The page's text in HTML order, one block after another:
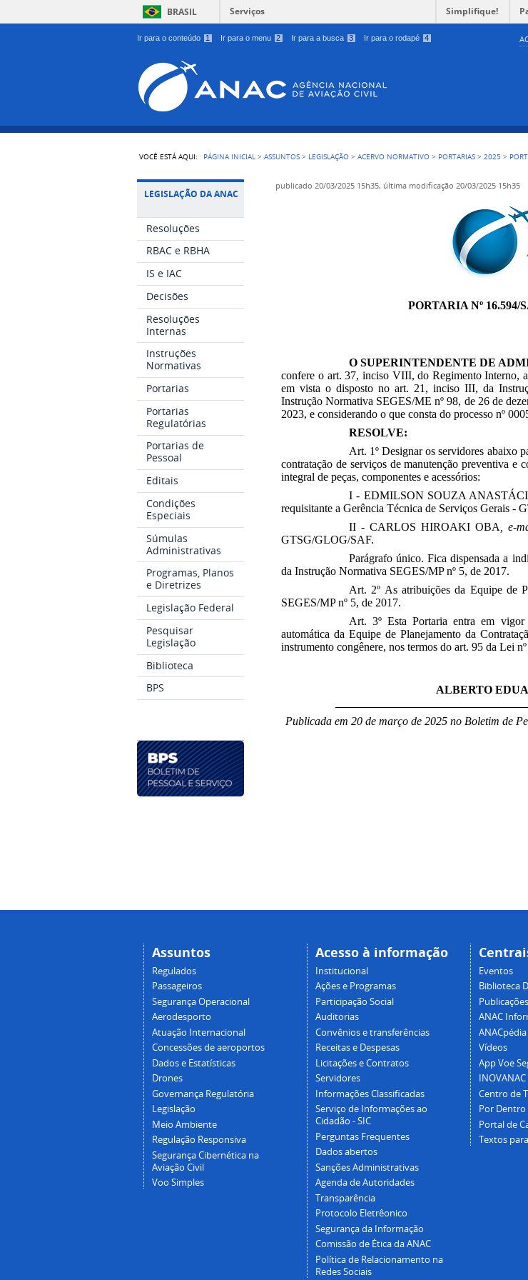
Ir para o conteúdo 1 Ir para o menu 2 Ir para a busca 3 Ir para o rodapé 4
BRASIL Serviços Simplifique!
VOCÊ ESTÁ AQUI: PÁGINA INICIAL >ASSUNTOS > LEGISLAÇÃO >ACERVO NORMATIVO > PORTARIAS >2025 >
LEGISLAÇÃO DA ANAC
Resoluções
RBAC e RBHA
IS e IAC
Decisões
Resoluções
Internas
Instruções
Normativas
Portarias
Portarias
Regulatórias
Portarias de
Pessoal
Editais
Condições
Especiais
Súmulas
Administrativas
Programas, Planos
e Diretrizes
Legislação Federal
Pesquisar
Legislação
Biblioteca
BPS
publicado 20/03/2025 15h35, última modificação 20/03/2025 15h35
PORTARIA Nº 16.594/
O SUPERINTENDENTE DE
confere o art. 37, inciso VIII, do Regimento Interno,
em vista o disposto no art. 21, inciso III, da
Instrução Normativa SEGES/ME nº 98, de 26 de
2023, e considerando o que consta do processo nº
RESOLVE:
Art. 1º Designar os servidores abaixo
contratação de serviços de manutenção preventiva e
integral de peças, componentes e acessórios:
I - EDMILSON SOUZA
requisitante a Gerência Técnica de Serviços Gerais -
II - CARLOS HIROAKI OBA
, e-
GTSG/GLOG/SAF.
Parágrafo único. Fica dispensada a
da Instrução Normativa SEGES/MP nº 5, de 2017.
Art. 2º As atribuições da Equipe de
SEGES/MP nº 5, de 2017.
Art. 3º Esta Portaria entra em
automática da Equipe de Planejamento da
instrumento congênere, nos termos do art. 95 da Lei
ALBERTO
Publicada em 20 de março de 2025 no Boletim de
Assuntos
Regulados
Passageiros
Segurança Operacional
Aerodesporto
Atuação Internacional
Concessões de aeroportos
Dados e Estatísticas
Drones
Governança Regulatória
Legislação
Meio Ambiente
Regulação Responsiva
Segurança Cibernética na
Aviação Civil
Voo Simples
Acesso à informação
Institucional
Ações e Programas
Participação Social
Auditorias
Convênios e transferências
Receitas e Despesas
Licitações e Contratos
Servidores
Informações Classificadas
Serviço de Informações ao
Cidadão - SIC
Perguntas Frequentes
Dados abertos
Sanções Administrativas
Agenda de Autoridades
Transparência
Protocolo Eletrêonico
Segurança da Informação
Comissão de Ética da ANAC
Política de Relacionamento na
Redes Sociais
Eventos
Biblioteca
Publicações
ANAC
ANACpédia
Vídeos
App Voe
INOVANAC
Centro de
Por Dentro
Portal de
Textos